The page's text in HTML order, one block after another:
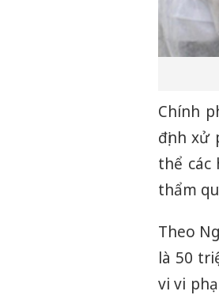
Chính
định xử
thể các
thẩm
Theo
là 50
vi vi